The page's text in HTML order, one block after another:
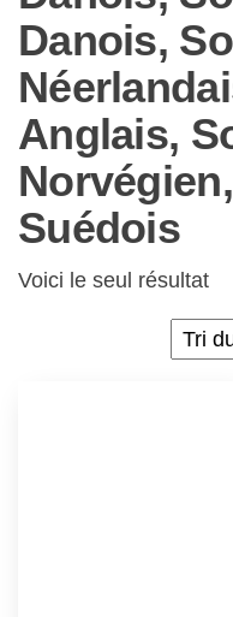
Danois,
Anglais,
Suédois
Voici le seul résultat